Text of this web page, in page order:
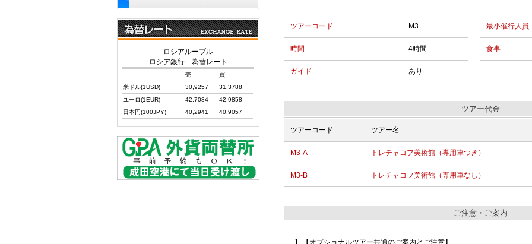
ツアーコード M3
時間 4時間
ガイド あり
最小催行人員
食事
ツアー代金
ツアーコード ツアー名
M3-A トレチャコフ美術館（専用車つき）
M3-B トレチャコフ美術館（専用車なし）
ご注意・ご案内
【オプショナルツアー共通のご案内とご注意】
ロシアルーブル
ロシア銀行 為替レート
売
買
米ドル(1USD)
30,9257
31,3788
ユーロ(1EUR)
42,7084
42,9858
日本円(100JPY)
40,2941 40,9057